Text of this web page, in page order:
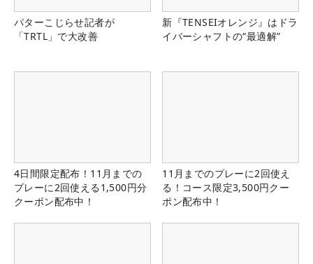
パターこじらせ記者が
「TRTL」で大改善
新『TENSEIオレンジ』はドラ
イバーシャフトの“最適解”
4日間限定配布！11月までの
プレーに2回使える1,500円分
クーポン配布中！
11月までのプレーに2回使え
る！コース限定3,500円クー
ポン配布中！